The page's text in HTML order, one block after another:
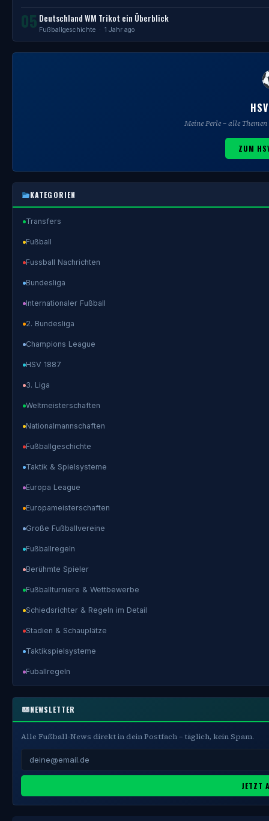
05 Deutschland WM Trikot ein Überblick
Fußballgeschichte · 1 Jahr ago
Meine Perle – alle
ZUM
KATEGORIEN
Transfers
Fußball
Fussball Nachrichten
Bundesliga
Internationaler Fußball
2. Bundesliga
Champions League
HSV 1887
3. Liga
Weltmeisterschaften
Nationalmannschaften
Fußballgeschichte
Taktik & Spielsysteme
Europa League
Europameisterschaften
Große Fußballvereine
Fußballregeln
Berühmte Spieler
Fußballturniere & Wettbewerbe
Schiedsrichter & Regeln im Detail
Stadien & Schauplätze
Taktikspielsysteme
Fuballregeln
NEWSLETTER
Alle Fußball-News direkt in dein Postfach – täglich, kein Spam.
JETZT